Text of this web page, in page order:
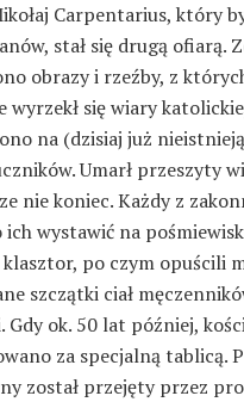
Carpentarius, który
stał się drugą ofiarą.
obrazy i rzeźby, z
wyrzekł się wiary
na (dzisiaj już
Umarł przeszyty
nie koniec. Każdy z
ich wystawić na
klasztor, po czym opuścili
szczątki ciał
Gdy ok. 50 lat później,
za specjalną tablicą.
został przejęty przez